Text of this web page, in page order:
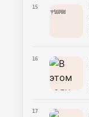
15
16
17